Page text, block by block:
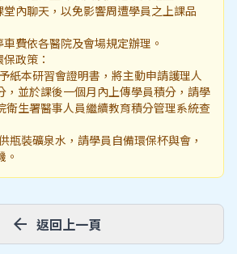
堂內聊天，以免影響周遭學員之上課品
費依各醫院及會場規定辦理。
政策：
紙本研習會證明書，將主動申請護理人
，並於課後一個月內上傳學員積分，請學
衛生署醫事人員繼續教育積分管理系統查
瓶裝礦泉水，請學員自備環保杯與會，
。
arrow_back 返回上一頁